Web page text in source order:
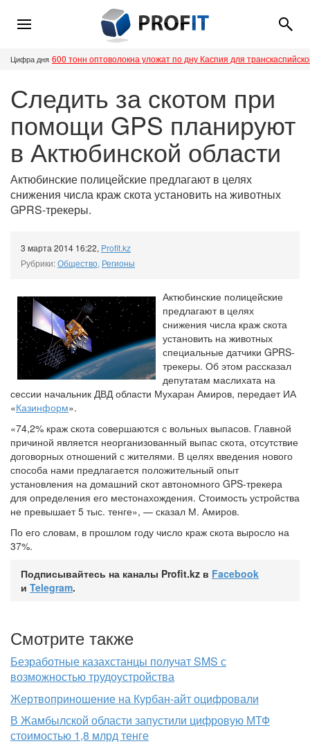
Цифра дня 600 тонн оптоволокна уложат по дну Каспия для
Следить за скотом при
помощи GPS планируют
в Актюбинской области
Актюбинские полицейские предлагают в целях
снижения числа краж скота установить на животных
GPRS-трекеры.
3 марта 2014 16:22, Profit.kz
Рубрики:Общество, Регионы
Актюбинские полицейские
предлагают в целях
снижения числа краж скота
установить на животных
специальные датчики GPRS-
трекеры. Об этом рассказал
депутатам маслихата на
сессии начальник ДВД области Мухаран Амиров, передает ИА
«Казинформ».
«74,2% краж скота совершаются с вольных выпасов. Главной
причиной является неорганизованный выпас скота, отсутствие
договорных отношений с жителями. В целях введения нового
способа нами предлагается положительный опыт
установления на домашний скот автономного GPS-трекера
для определения его местонахождения. Стоимость устройства
не превышает 5 тыс. тенге», — сказал М. Амиров.
По его словам, в прошлом году число краж скота выросло на
37%.
Подписывайтесь на каналы Profit.kz в Facebook
и Telegram.
Смотрите также
Безработные казахстанцы получат SMS с
возможностью трудоустройства
Жертвоприношение на Курбан-айт оцифровали
В Жамбылской области запустили цифровую МТФ
стоимостью 1,8 млрд тенге